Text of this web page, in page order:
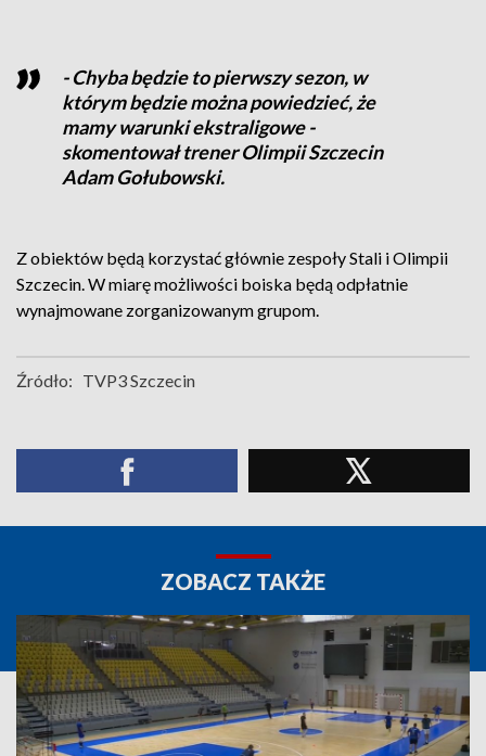
- Chyba będzie to pierwszy sezon, w
którym będzie można powiedzieć, że
mamy warunki ekstraligowe -
skomentował trener Olimpii Szczecin
Adam Gołubowski.
Z obiektów będą korzystać głównie zespoły Stali i Olimpii
Szczecin. W miarę możliwości boiska będą odpłatnie
wynajmowane zorganizowanym grupom.
Źródło: TVP3 Szczecin
ZOBACZ TAKŻE